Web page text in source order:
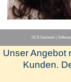
Menü
SCS Gasiecki |
Unser Angebot
Kunden.